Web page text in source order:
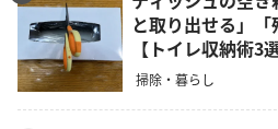
と取り出せる」「
【トイレ収納術3選
掃除・暮らし